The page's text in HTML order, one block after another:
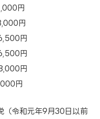
円
円
円
円
円
円
（令和元年9月30日以前